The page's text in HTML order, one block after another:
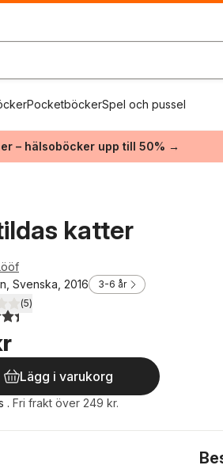
PocketböckerSpel och pussel
– hälsoböcker upp till 50% →
katter
Svenska, 2016
3-6 år
stjärnor. Totalt antal röster:
(5)
Lägg i varukorg
. Fri frakt över 249 kr.